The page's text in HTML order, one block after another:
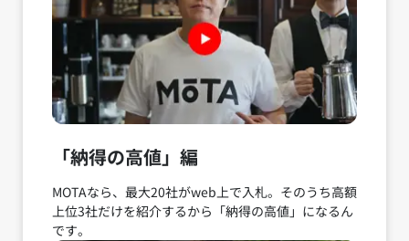
「納得の高値」編
MOTAなら、最大20社がweb上で入札。そのうち高額
上位3社だけを紹介するから「納得の高値」になるん
です。